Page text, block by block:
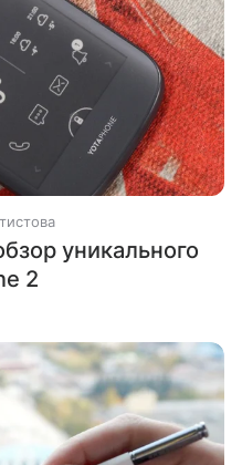
уникального
2